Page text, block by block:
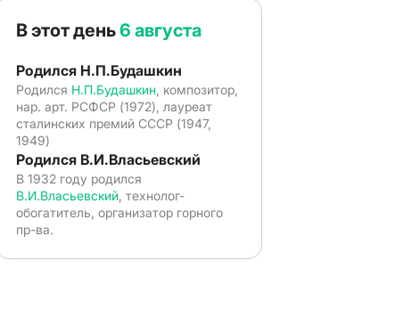
В этот день6 августа
Родился Н.П.Будашкин
Родился Н.П.Будашкин , композитор,
нар. арт. РСФСР (1972), лауреат
сталинских премий СССР (1947,
1949)
Родился В.И.Власьевский
В 1932 году родился
В.И.Власьевский , технолог-
обогатитель, организатор горного
пр-ва.